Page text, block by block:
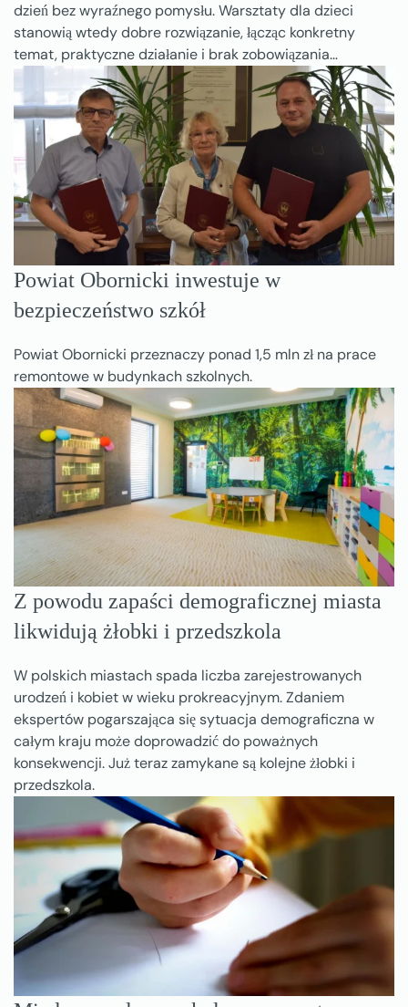
dzień bez wyraźnego pomysłu. Warsztaty dla dzieci
stanowią wtedy dobre rozwiązanie, łącząc konkretny
temat, praktyczne działanie i brak zobowiązania…
Powiat Obornicki inwestuje w
bezpieczeństwo szkół
Powiat Obornicki przeznaczy ponad 1,5 mln zł na prace
remontowe w budynkach szkolnych.
Z powodu zapaści demograficznej miasta
likwidują żłobki i przedszkola
W polskich miastach spada liczba zarejestrowanych
urodzeń i kobiet w wieku prokreacyjnym. Zdaniem
ekspertów pogarszająca się sytuacja demograficzna w
całym kraju może doprowadzić do poważnych
konsekwencji. Już teraz zamykane są kolejne żłobki i
przedszkola.